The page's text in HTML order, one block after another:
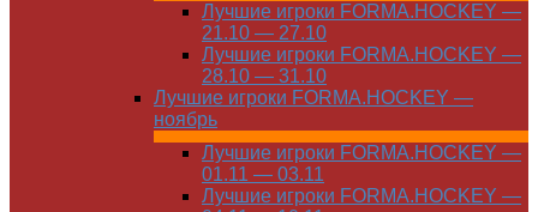
Лучшие игроки FORMA.HOCKEY —
21.10 — 27.10
Лучшие игроки FORMA.HOCKEY —
28.10 — 31.10
Лучшие игроки FORMA.HOCKEY —
ноябрь
Лучшие игроки FORMA.HOCKEY —
01.11 — 03.11
Лучшие игроки FORMA.HOCKEY —